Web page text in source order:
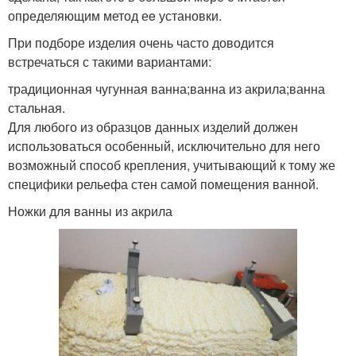
определяющим метод еe установки.
При подборе изделия очень часто доводится
встречаться с такими вариантами:
традиционная чугунная ванна;ванна из акрила;ванна
стальная.
Для любого из образцов данных изделий должен
использоваться особенный, исключительно для него
возможный способ крепления, учитывающий к тому же
специфики рельефа стен самой помещения ванной.
Ножки для ванны из акрила